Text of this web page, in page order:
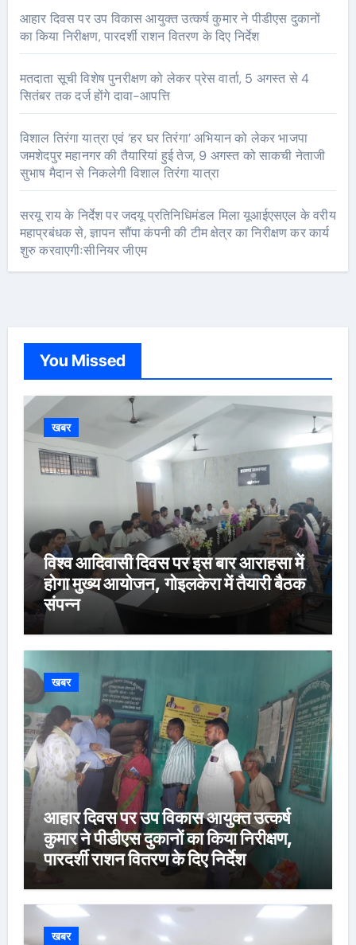
आहार दिवस पर उप विकास आयुक्त उत्कर्ष कुमार ने पीडीएस दुकानों
का किया निरीक्षण, पारदर्शी राशन वितरण के दिए निर्देश
मतदाता सूची विशेष पुनरीक्षण को लेकर प्रेस वार्ता, 5 अगस्त से 4
सितंबर तक दर्ज होंगे दावा-आपत्ति
विशाल तिरंगा यात्रा एवं ‘हर घर तिरंगा’ अभियान को लेकर भाजपा
जमशेदपुर महानगर की तैयारियां हुई तेज, 9 अगस्त को साकची नेताजी
सुभाष मैदान से निकलेगी विशाल तिरंगा यात्रा
सरयू राय के निर्देश पर जदयू प्रतिनिधिमंडल मिला यूआईएसएल के वरीय
महाप्रबंधक से, ज्ञापन सौंपा कंपनी की टीम क्षेत्र का निरीक्षण कर कार्य
शुरु करवाएगीःसीनियर जीएम
You Missed
खबर
विश्व आदिवासी दिवस पर इस बार आराहसा में
होगा मुख्य आयोजन, गोइलकेरा में तैयारी बैठक
संपन्न
खबर
आहार दिवस पर उप विकास आयुक्त उत्कर्ष
कुमार ने पीडीएस दुकानों का किया निरीक्षण,
पारदर्शी राशन वितरण के दिए निर्देश
खबर